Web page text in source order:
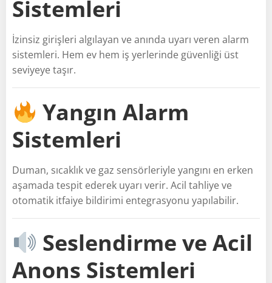
Sistemleri
İzinsiz girişleri algılayan ve anında uyarı veren alarm
sistemleri. Hem ev hem iş yerlerinde güvenliği üst
seviyeye taşır.
Yangın Alarm
Sistemleri
Duman, sıcaklık ve gaz sensörleriyle yangını en erken
aşamada tespit ederek uyarı verir. Acil tahliye ve
otomatik itfaiye bildirimi entegrasyonu yapılabilir.
Seslendirme ve Acil
Anons Sistemleri